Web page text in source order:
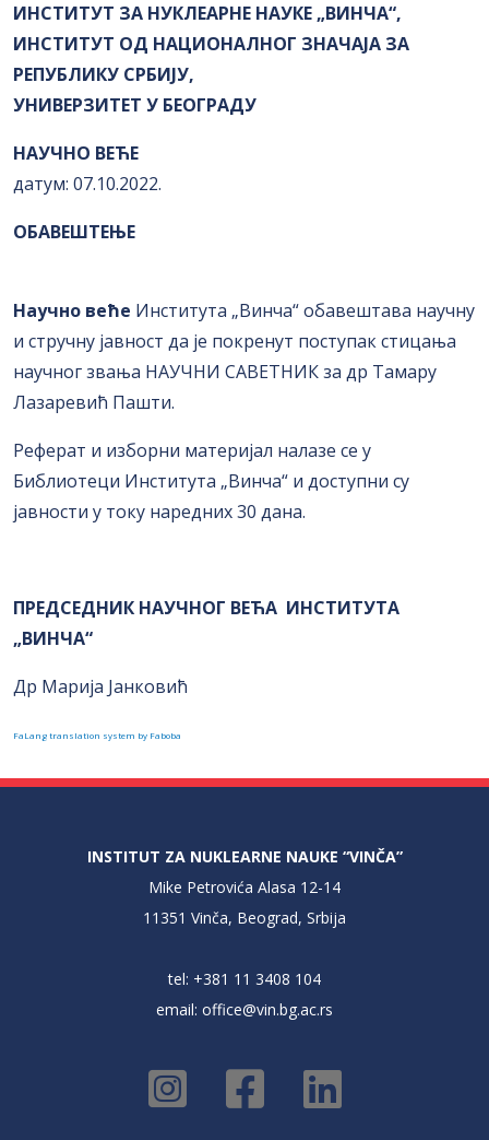
ИНСТИТУТ ЗА НУКЛЕАРНЕ НАУКЕ „ВИНЧА“,
ИНСТИТУТ ОД НАЦИОНАЛНОГ ЗНАЧАЈА ЗА
РЕПУБЛИКУ СРБИЈУ,
УНИВЕРЗИТЕТ У БЕОГРАДУ
НАУЧНО ВЕЋЕ
датум: 07.10.2022.
OБАВЕШТЕЊЕ
Научно веће Института „Винча“ обавештава научну
и стручну јавност да је покренут поступак стицања
научног звања НАУЧНИ САВЕТНИК за др Тамару
Лазаревић Пашти.
Реферат и изборни материјал налазе се у
Библиотеци Института „Винча“ и доступни су
јавности у току наредних 30 дана.
ПРЕДСЕДНИК НАУЧНОГ ВЕЋА ИНСТИТУТА
„ВИНЧА“
Др Марија Јанковић
FaLang translation system by Faboba
INSTITUT ZA NUKLEARNE NAUKE “VINČA”
Mike Petrovića Alasa 12-14
11351 Vinča, Beograd, Srbija
tel: +381 11 3408 104
email: office@vin.bg.ac.rs